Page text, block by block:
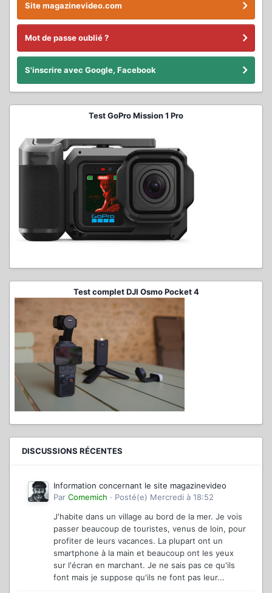
Site magazinevideo.com
Mot de passe oublié ?
S'inscrire avec Google, Facebook
Test GoPro Mission 1 Pro
Test complet DJI Osmo Pocket 4
DISCUSSIONS RÉCENTES
Information concernant le site magazinevideo
Par Comemich · Posté(e) Mercredi à 18:52
J'habite dans un village au bord de la mer. Je vois
passer beaucoup de touristes, venus de loin, pour
profiter de leurs vacances. La plupart ont un
smartphone à la main et beaucoup ont les yeux
sur l'écran en marchant. Je ne sais pas ce qu'ils
font mais je suppose qu'ils ne font pas leur...